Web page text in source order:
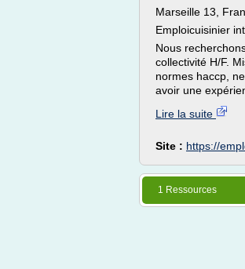
Marseille 13,
Emploicuisinier
Nous
collectivité H/F.
normes haccp,
avoir une
Lire la suite
Site : https://
1 Ressources